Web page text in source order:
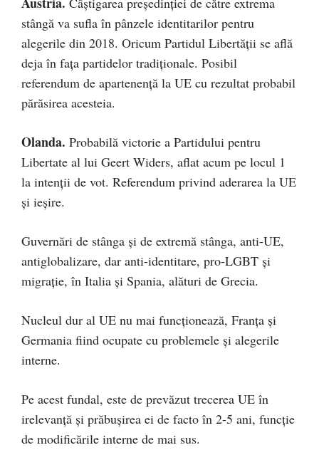
stângă va sufla în pânzele identitarilor pentru
alegerile din 2018. Oricum Partidul Libertăţii se află
deja în faţa partidelor tradiţionale. Posibil
referendum de apartenenţă la UE cu rezultat probabil
părăsirea acesteia.
Olanda. Probabilă victorie a Partidului pentru
Libertate al lui Geert Widers, aflat acum pe locul 1
la intenţii de vot. Referendum privind aderarea la UE
şi ieşire.
Guvernări de stânga şi de extremă stânga, anti-UE,
antiglobalizare, dar anti-identitare, pro-LGBT şi
migraţie, în Italia şi Spania, alături de Grecia.
Nucleul dur al UE nu mai funcţionează, Franţa şi
Germania fiind ocupate cu problemele şi alegerile
interne.
Pe acest fundal, este de prevăzut trecerea UE în
irelevanţă şi prăbuşirea ei de facto în 2-5 ani, funcţie
de modificările interne de mai sus.